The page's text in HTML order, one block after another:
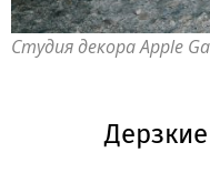
Студия декора Apple